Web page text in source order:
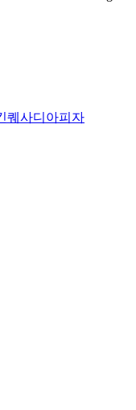
퀘사디아피자